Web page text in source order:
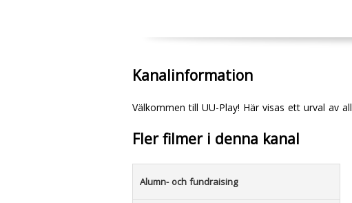
Kanalinformation
Välkommen till UU-Play! Här visas ett urval av
Fler filmer i denna kanal
Alumn- och fundraising